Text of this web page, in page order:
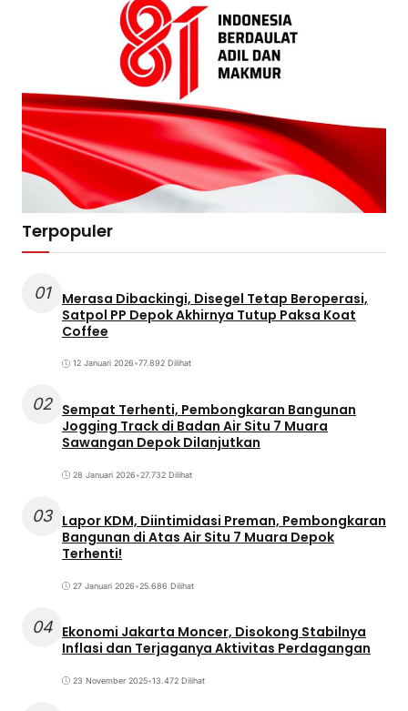
Terpopuler
01
Merasa Dibackingi, Disegel Tetap Beroperasi,
Satpol PP Depok Akhirnya Tutup Paksa Koat
Coffee
12 Januari 2026•77.892 Dilihat
02 Sempat Terhenti, Pembongkaran Bangunan
Jogging Track di Badan Air Situ 7 Muara
Sawangan Depok Dilanjutkan
28 Januari 2026•27.732 Dilihat
03 Lapor KDM, Diintimidasi Preman, Pembongkaran
Bangunan di Atas Air Situ 7 Muara Depok
Terhenti!
27 Januari 2026•25.686 Dilihat
04 Ekonomi Jakarta Moncer, Disokong Stabilnya
Inflasi dan Terjaganya Aktivitas Perdagangan
23 November 2025•13.472 Dilihat